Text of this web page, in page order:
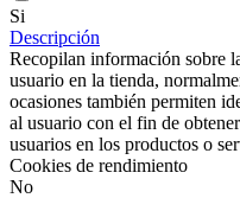
Si
Descripción
Recopilan información sobre
usuario en la tienda,
ocasiones también permiten
al usuario con el fin de
usuarios en los productos o
Cookies de rendimiento
No